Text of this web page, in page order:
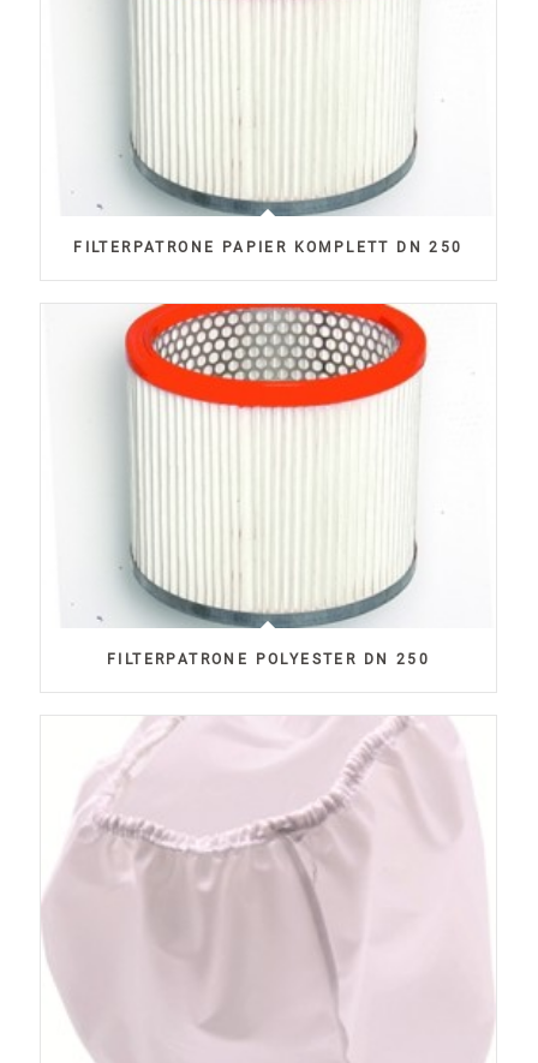
FILTERPATRONE PAPIER KOMPLETT DN 250
FILTERPATRONE POLYESTER DN 250